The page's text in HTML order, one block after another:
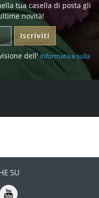
tua casella di posta gli
novità!
Iscriviti
dell'informativa sulla
SU